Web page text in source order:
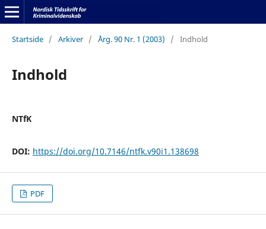
Startside / Arkiver / Årg. 90 Nr. 1 (2003) / Indhold
Indhold
NTfK
DOI: https://doi.org/10.7146/ntfk.v90i1.138698
PDF